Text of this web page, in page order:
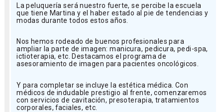
La peluquería será nuestro fuerte, se percibe la escuela
que tiene Martina y el haber estado al pie de tendencias y
modas durante todos estos años.
Nos hemos rodeado de buenos profesionales para
ampliar la parte de imagen: manicura, pedicura, pedi-spa,
ictioterapia, etc. Destacamos el programa de
asesoramiento de imagen para pacientes oncológicos.
Y para completar se incluye la estética médica. Con
médicos de indudable prestigio al frente, comenzaremos
con servicios de cavitación, presoterapia, tratamientos
corporales, faciales, etc.